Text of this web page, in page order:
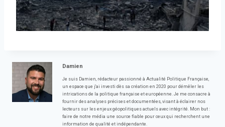
Damien
Je suis Damien, rédacteur passionné à Actualité Politique Française,
un espace que j'ai investi dès sa création en 2020 pour démêler les
intrications de la politique française et européenne. Je me consacre à
fournir des analyses précises et documentées, visant à éclairer nos
lecteurs sur les enjeux géopolitiques actuels avec intégrité. Mon but :
faire de notre média une source fiable pour ceux qui recherchent une
information de qualité et indépendante.